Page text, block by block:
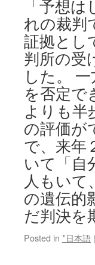
「予想
れの裁判
証拠とし
判所の受
した。
を否定で
よりも半
の評価が
で、来年
いて「自
人もいて
の遺伝的
だ判決を
Posted in *日本語 |